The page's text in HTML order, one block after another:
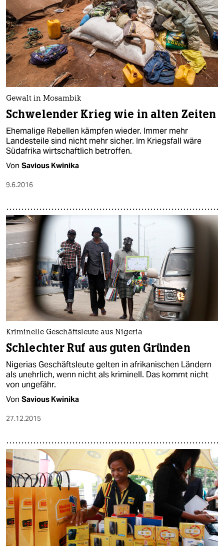
Gewalt in Mosambik
Schwelender Krieg wie in alten Zeiten
Ehemalige Rebellen kämpfen wieder. Immer mehr
Landesteile sind nicht mehr sicher. Im Kriegsfall wäre
Südafrika wirtschaftlich betroffen.
Von Savious Kwinika
9.6.2016
Kriminelle Geschäftsleute aus Nigeria
Schlechter Ruf aus guten Gründen
Nigerias Geschäftsleute gelten in afrikanischen Ländern
als unehrlich, wenn nicht als kriminell. Das kommt nicht
von ungefähr.
Von Savious Kwinika
27.12.2015